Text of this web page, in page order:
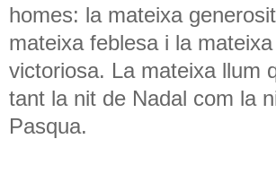
homes: la mateixa
mateixa feblesa i la
victoriosa. La mateixa llum
tant la nit de Nadal com la
Pasqua.